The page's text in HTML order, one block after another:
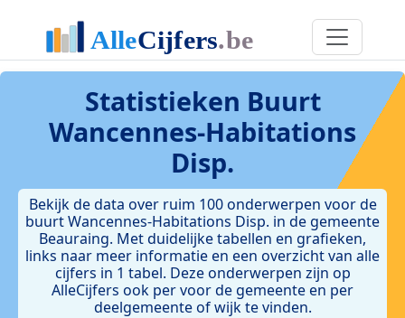
Statistieken Buurt
Wancennes-Habitations
Disp.
Bekijk de data over ruim 100 onderwerpen voor de
buurt Wancennes-Habitations Disp. in de gemeente
Beauraing. Met duidelijke tabellen en grafieken,
links naar meer informatie en een overzicht van alle
cijfers in 1 tabel. Deze onderwerpen zijn op
AlleCijfers ook per voor de gemeente en per
deelgemeente of wijk te vinden.